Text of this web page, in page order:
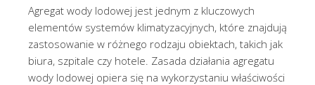
Agregat wody lodowej jest jednym z kluczowych
elementów systemów klimatyzacyjnych, które znajdują
zastosowanie w różnego rodzaju obiektach, takich jak
biura, szpitale czy hotele. Zasada działania agregatu
wody lodowej opiera się na wykorzystaniu właściwości